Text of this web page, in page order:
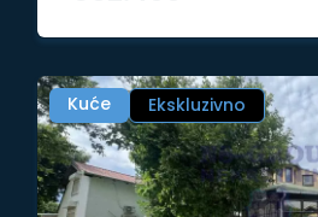
Kuće Ekskluzivno